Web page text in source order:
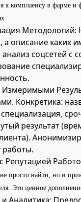
к комплаенсу в фарме
а описание каких
соцсетей с
Измеримыми
Конкретика:
результат
работы.
Репутацией
просто найти, но и
Это ценное